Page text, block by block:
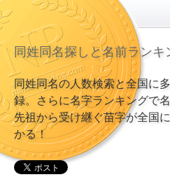
同姓同名探しと名前ランキ
同姓同名の人数検索と全国に
録。さらに名字ランキングで
先祖から受け継ぐ苗字が全国
かる！